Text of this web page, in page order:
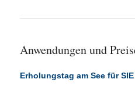
Anwendungen und
Erholungstag am See für